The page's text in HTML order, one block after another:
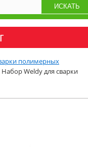
полимерных
Набор Weldy для сварки